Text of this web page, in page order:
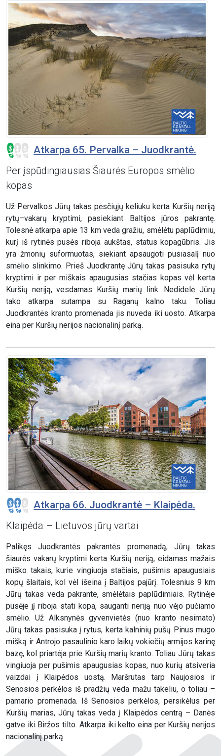
Atkarpa 65. Pervalka – Juodkrantė.
Per įspūdingiausias Šiaurės Europos smėlio
kopas
Už Pervalkos Jūrų takas pėsčiųjų keliuku kerta Kuršių neriją
rytų–vakarų kryptimi, pasiekiant Baltijos jūros pakrantę.
Tolesnė atkarpa apie 13 km veda gražiu, smėlėtu paplūdimiu,
kurį iš rytinės pusės riboja aukštas, status kopagūbris. Jis
yra žmonių suformuotas, siekiant apsaugoti pusiasalį nuo
smėlio slinkimo. Prieš Juodkrantę Jūrų takas pasisuka rytų
kryptimi ir per miškais apaugusias stačias kopas vėl kerta
Kuršių neriją, vesdamas Kuršių marių link. Nedidelė Jūrų
tako atkarpa sutampa su Raganų kalno taku. Toliau
Juodkrantės kranto promenada jis nuveda iki uosto. Atkarpa
eina per Kuršių nerijos nacionalinį parką.
Atkarpa 66. Juodkrantė – Klaipėda.
Klaipėda – Lietuvos jūrų vartai
Palikęs Juodkrantės pakrantės promenadą, Jūrų takas
šiaurės vakarų kryptimi kerta Kuršių neriją, eidamas mažais
miško takais, kurie vingiuoja stačiais, pušimis apaugusiais
kopų šlaitais, kol vėl išeina į Baltijos pajūrį. Tolesnius 9 km
Jūrų takas veda pakrante, smėlėtais paplūdimiais. Rytinėje
pusėje jį riboja stati kopa, sauganti neriją nuo vėjo pučiamo
smėlio. Už Alksnynės gyvenvietės (nuo kranto nesimato)
Jūrų takas pasisuka į rytus, kerta kalninių pušų Pinus mugo
mišką ir Antrojo pasaulinio karo laikų vokiečių armijos karinę
bazę, kol priartėja prie Kuršių marių kranto. Toliau Jūrų takas
vingiuoja per pušimis apaugusias kopas, nuo kurių atsiveria
vaizdai į Klaipėdos uostą. Maršrutas tarp Naujosios ir
Senosios perkėlos iš pradžių veda mažu takeliu, o toliau –
pamario promenada. Iš Senosios perkėlos, persikėlus per
Kuršių marias, Jūrų takas veda į Klaipėdos centrą – Danės
gatve iki Biržos tilto. Atkarpa iki kelto eina per Kuršių nerijos
nacionalinį parką.